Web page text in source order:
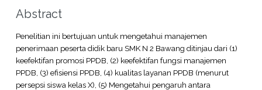
Abstract
Penelitian ini bertujuan untuk mengetahui manajemen
penerimaan peserta didik baru SMK N 2 Bawang ditinjau dari (1)
keefektifan promosi PPDB, (2) keefektifan fungsi manajemen
PPDB, (3) efisiensi PPDB, (4) kualitas layanan PPDB (menurut
persepsi siswa kelas X), (5) Mengetahui pengaruh antara